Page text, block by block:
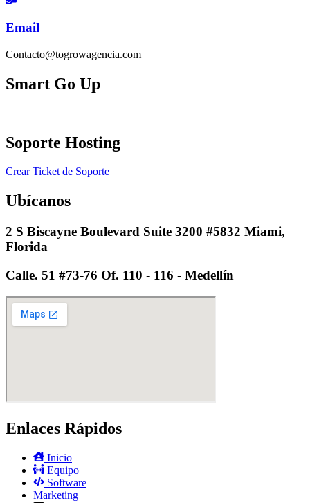
Email
Contacto@togrowagencia.com
Smart Go Up
Soporte Hosting​
Crear Ticket de Soporte
Ubícanos
2 S Biscayne Boulevard Suite 3200 #5832 Miami,
Florida
Calle. 51 #73-76 Of. 110 - 116 - Medellín
Enlaces Rápidos
Inicio
Equipo
Software
Marketing